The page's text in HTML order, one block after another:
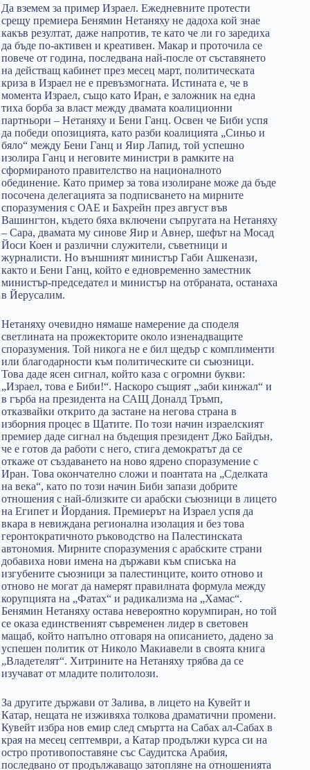
Да вземем за пример Израел. Ежедневните протести
срещу премиера Бенямин Нетаняху не дадоха кой знае
какъв резултат, даже напротив, те като че ли го заредиха
да бъде по-активен и креативен. Макар и проточила се
повече от година, последвана най-после от съставянето
на действащ кабинет през месец март, политическата
криза в Израел не е превъзмогната. Истината е, че в
момента Израел, също като Иран, е заложник на една
тиха борба за власт между двамата коалиционни
партньори – Нетаняху и Бени Ганц. Освен че Биби успя
да победи опозицията, като разби коалицията „Синьо и
бяло“ между Бени Ганц и Яир Лапид, той успешно
изолира Ганц и неговите министри в рамките на
сформираното правителство на националното
обединение. Като пример за това изолиране може да бъде
посочена делегацията за подписването на мирните
споразумения с ОАЕ и Бахрейн през август във
Вашингтон, където бяха включени съпругата на Нетаняху
– Сара, двамата му синове Яир и Авнер, шефът на Мосад
Йоси Коен и различни служители, съветници и
журналисти. Но външният министър Габи Ашкенази,
както и Бени Ганц, който е едновременно заместник
министър-председател и министър на отбраната, останаха
в Йерусалим.
Нетаняху очевидно нямаше намерение да споделя
светлината на прожекторите около изненадващите
споразумения. Той никога не е бил щедър с комплименти
или благодарности към политическите си съюзници.
Това даде ясен сигнал, който каза с огромни букви:
„Израел, това е Биби!“. Наскоро същият „заби кинжал“ и
в гърба на президента на САЩ Доналд Тръмп,
отказвайки открито да застане на негова страна в
изборния процес в Щатите. По този начин израелският
премиер даде сигнал на бъдещия президент Джо Байдън,
че е готов да работи с него, стига демократът да се
откаже от създаването на ново ядрено споразумение с
Иран. Това окончателно сложи и поантата на „Сделката
на века“, като по този начин Биби запази добрите
отношения с най-близките си арабски съюзници в лицето
на Египет и Йордания. Премиерът на Израел успя да
вкара в невиждана регионална изолация и без това
геронтократичното ръководство на Палестинската
автономия. Мирните споразумения с арабските страни
добавиха нови имена на държави към списъка на
изгубените съюзници за палестинците, които отново и
отново не могат да намерят правилната формула между
корупцията на „Фатах“ и радикализма на „Хамас“.
Бенямин Нетаняху остава невероятно корумпиран, но той
се оказа единственият съвременен лидер в световен
мащаб, който напълно отговаря на описанието, дадено за
успешен политик от Николо Макиавели в своята книга
„Владетелят“. Хитрините на Нетаняху трябва да се
изучават от младите политолози.
За другите държави от Залива, в лицето на Кувейт и
Катар, нещата не изживяха толкова драматични промени.
Кувейт избра нов емир след смъртта на Сабах ал-Сабах в
края на месец септември, а Катар продължи курса си на
остро противопоставяне със Саудитска Арабия,
последвано от продължаващо затопляне на отношенията